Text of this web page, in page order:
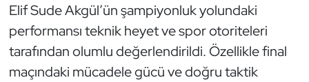
Elif Sude Akgül’ün şampiyonluk yolundaki
performansı teknik heyet ve spor otoriteleri
tarafından olumlu değerlendirildi. Özellikle final
maçındaki mücadele gücü ve doğru taktik
Vücut Geliştirme Fitness
Wushu Kungfu